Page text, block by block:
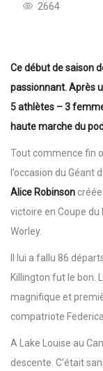
2664
Ce début de saison
passionnant. Après
5 athlètes – 3
haute marche du
Tout commence fin
l’occasion du Géant
Alice Robinson
victoire en Coupe
Worley.
Il lui a fallu 86
Killington fut le bon.
magnifique et
compatriote
A Lake Louise au
descente. C’était